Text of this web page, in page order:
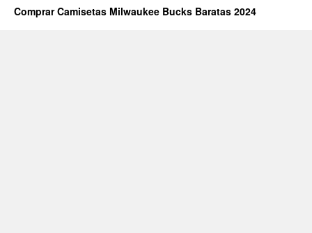
Comprar Camisetas Milwaukee Bucks Baratas 2024